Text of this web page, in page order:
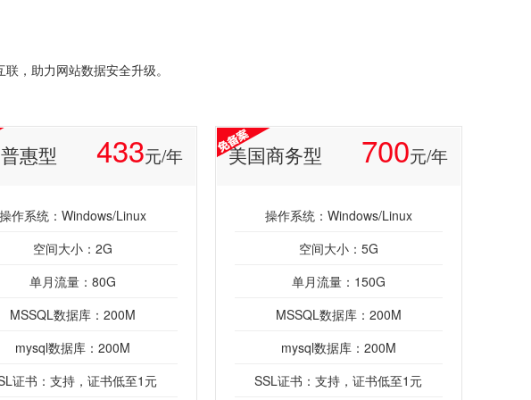
，助力网站数据安全升级。
惠型 433元/年
操作系统：Windows/Linux
空间大小：2G
单月流量：80G
MSSQL数据库：200M
mysql数据库：200M
证书：支持，证书低至1元
美国商务型 700元/年
操作系统：Windows/Linux
空间大小：5G
单月流量：150G
MSSQL数据库：200M
mysql数据库：200M
SSL证书：支持，证书低至1元